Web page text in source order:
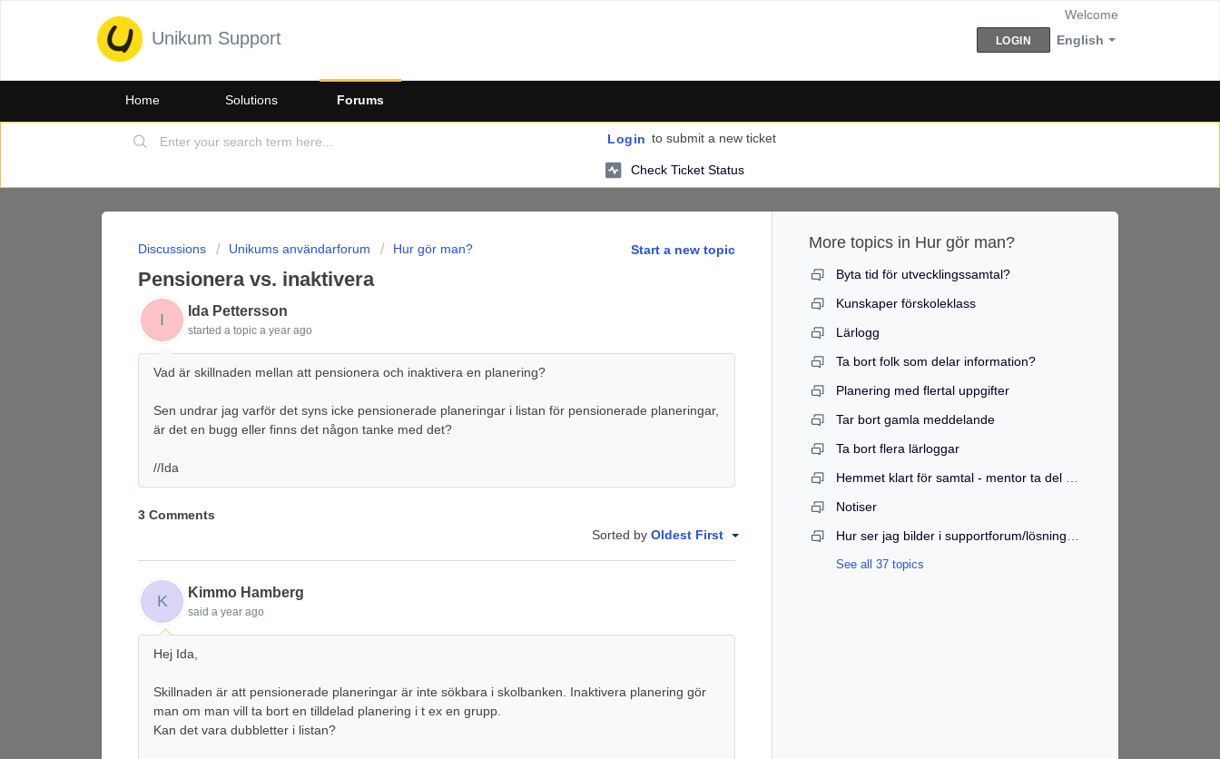
Unikum Support English
Welcome
LOGIN
Home Solutions Forums
Login to submit a new ticket
Check Ticket Status
Start a new topic
Discussions Unikums användarforum Hur gör man?
Pensionera vs. inaktivera
I Ida Pettersson
started a topic a year ago
Vad är skillnaden mellan att pensionera och inaktivera en planering?
Sen undrar jag varför det syns icke pensionerade planeringar i listan för pensionerade planeringar,
är det en bugg eller finns det någon tanke med det?
//Ida
3 Comments
Sorted byOldest First
K Kimmo Hamberg
said a year ago
Hej Ida,
Skillnaden är att pensionerade planeringar är inte sökbara i skolbanken. Inaktivera planering gör
man om man vill ta bort en tilldelad planering i t ex en grupp.
Kan det vara dubbletter i listan?
More topics in Hur gör man?
Byta tid för utvecklingssamtal?
Kunskaper förskoleklass
Lärlogg
Ta bort folk som delar information?
Planering med flertal uppgifter
Tar bort gamla meddelande
Ta bort flera lärloggar
Notiser
See all 37 topics